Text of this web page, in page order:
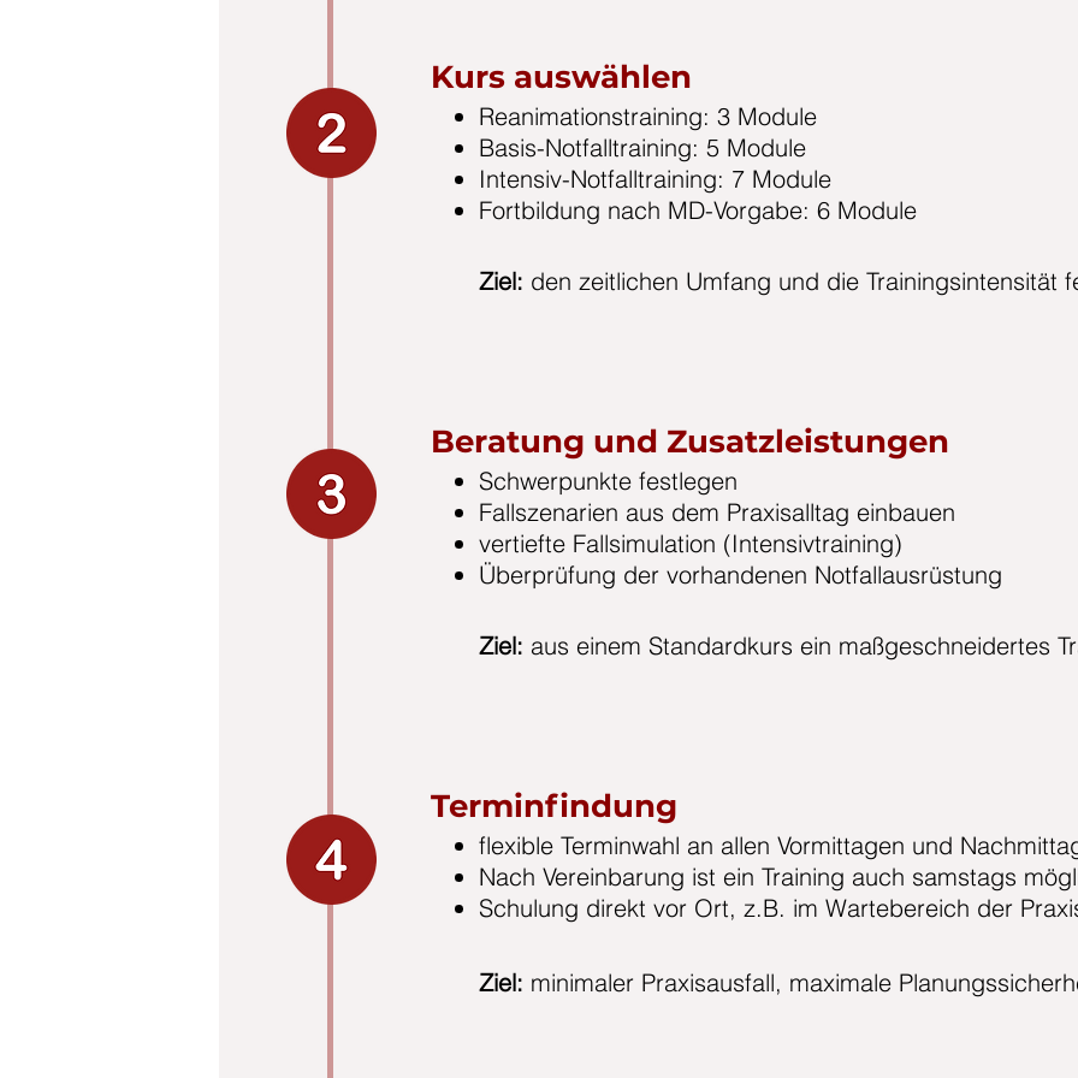
Kurs auswählen
Reanimationstraining: 3 Module
Basis-Notfalltraining: 5 Module
Intensiv-Notfalltraining: 7 Module
Fortbildung nach MD-Vorgabe: 6 Module
Ziel: den zeitlichen Umfang und die Trainingsintensität
Beratung und Zusatzleistungen
Schwerpunkte festlegen
Fallszenarien aus dem Praxisalltag einbauen
vertiefte Fallsimulation (Intensivtraining)
Überprüfung der vorhandenen Notfallausrüstung
Ziel: aus einem Standardkurs ein maßgeschneidertes
Terminfindung
flexible Terminwahl an allen Vormittagen und
Nach Vereinbarung ist ein Training auch samstags
Schulung direkt vor Ort, z.B. im Wartebereich der
Ziel: minimaler Praxisausfall, maximale